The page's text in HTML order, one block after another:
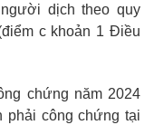
dịch theo quy
c khoản 1 Điều
chứng năm 2024
phải công chứng tại